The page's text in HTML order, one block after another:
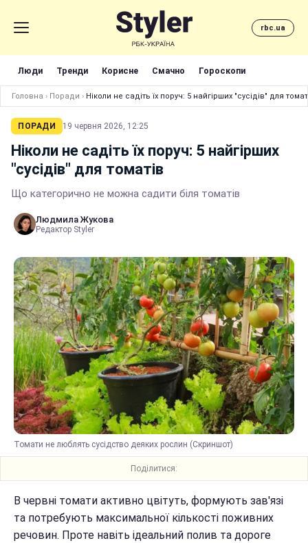
rbc.ua
Люди Тренди Корисне Смачно Гороскопи
Головна › Поради › Ніколи не садіть їх поруч: 5 найгірших "сусідів" для
ПОРАДИ 19 червня 2026, 12:25
Ніколи не садіть їх поруч: 5 найгірших
"сусідів" для томатів
Що категорично не можна садити біля томатів
Людмила Жукова
Редактор Styler
Томати не люблять сусідство деяких рослин (Скриншот)
Поділитися:
В червні томати активно цвітуть, формують зав'язі
та потребують максимальної кількості поживних
речовин. Проте навіть ідеальний полив та дороге